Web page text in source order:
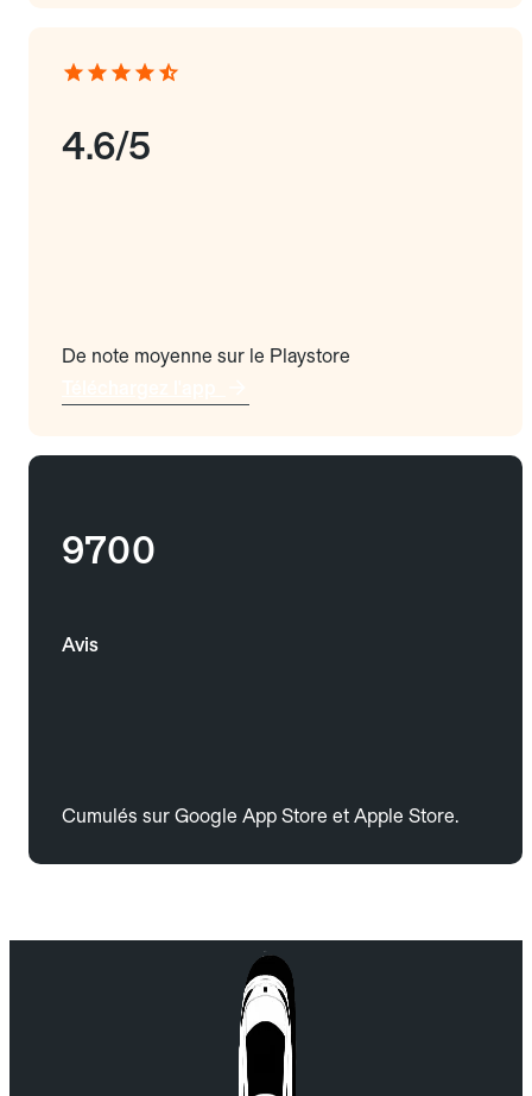
4.6/5
De note moyenne sur le Playstore
9700
Avis
Cumulés sur Google App Store et Apple Store.